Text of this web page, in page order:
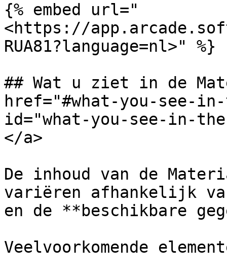
{% embed url="
<https://
RUA81?language=nl>" %}
## Wat u ziet in de
href="#what-you-see-
id="what-you-see-in-
</a>
De inhoud van de
variëren afhankelijk
en de **beschikbare
Veelvoorkomende